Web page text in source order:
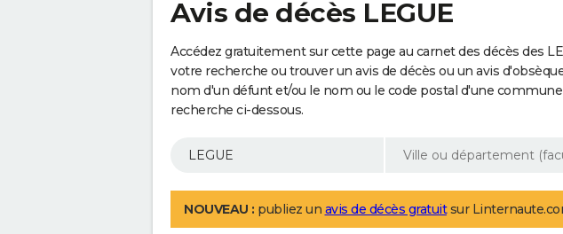
Avis de décès LEGUE
Accédez gratuitement sur cette page au carnet des décès des
votre recherche ou trouver un avis de décès ou un avis
nom d'un défunt et/ou le nom ou le code postal d'une
recherche ci-dessous.
NOUVEAU : publiez un avis de décès gratuitsur